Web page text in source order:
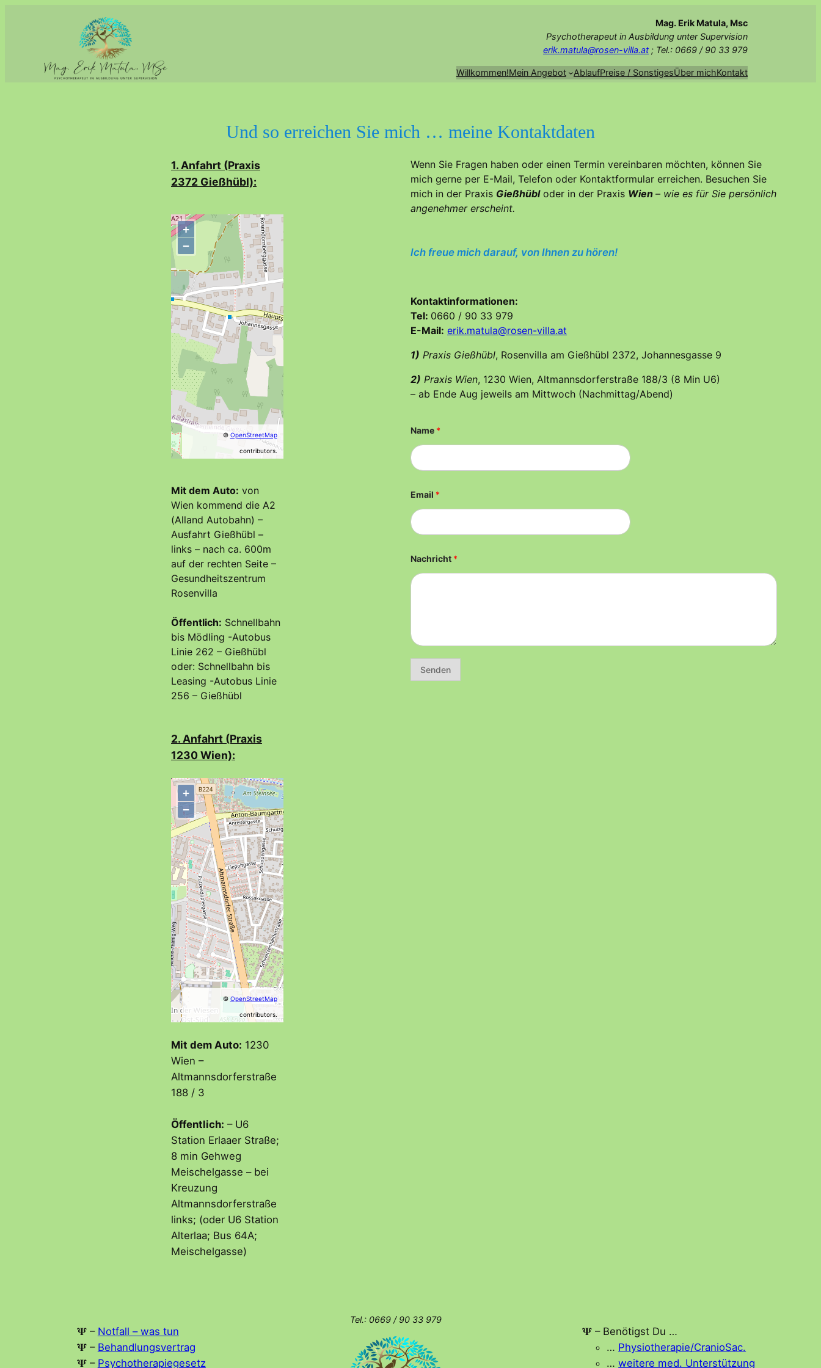
wechseln
Mag. Erik Matula, Msc
Psychotherapeut in Ausbildung unter Supervision
erik.matula@rosen-villa.at ; Tel.: 0669 / 90 33 979
Willkommen!Mein Angebot AblaufPreise / SonstigesÜber michKontakt
Und so erreichen Sie mich … meine Kontaktdaten
1. Anfahrt (Praxis
2372 Gießhübl):
+
−
© OpenStreetMap
contributors.
Mit dem Auto: von
Wien kommend die A2
(Alland Autobahn) –
Ausfahrt Gießhübl –
links – nach ca. 600m
auf der rechten Seite –
Gesundheitszentrum
Rosenvilla
Öffentlich: Schnellbahn
bis Mödling -Autobus
Linie 262 – Gießhübl
oder: Schnellbahn bis
Leasing -Autobus Linie
256 – Gießhübl
2. Anfahrt (Praxis
1230 Wien):
+
−
© OpenStreetMap
contributors.
Mit dem Auto: 1230
Wien –
Altmannsdorferstraße
188 / 3
Öffentlich: – U6
Station Erlaaer Straße;
8 min Gehweg
Meischelgasse – bei
Kreuzung
Altmannsdorferstraße
links; (oder U6 Station
Alterlaa; Bus 64A;
Meischelgasse)
Wenn Sie Fragen haben oder einen Termin vereinbaren möchten, können Sie
mich gerne per E-Mail, Telefon oder Kontaktformular erreichen. Besuchen Sie
mich in der Praxis Gießhübloder in der Praxis Wien – wie es für Sie persönlich
angenehmer erscheint.
Ich freue mich darauf, von Ihnen zu hören!
Kontaktinformationen:
Tel: 0660 / 90 33 979
E-Mail: erik.matula@rosen-villa.at
1) Praxis Gießhübl, Rosenvilla am Gießhübl 2372, Johannesgasse 9
2) Praxis Wien, 1230 Wien, Altmannsdorferstraße 188/3 (8 Min U6)
– ab Ende Aug jeweils am Mittwoch (Nachmittag/Abend)
Name *
Email *
Nachricht *
Senden
𝚿 – Notfall – was tun
𝚿 – Behandlungsvertrag
𝚿 – Psychotherapiegesetz
Tel.: 0669 / 90 33 979
𝚿 – Benötigst Du …
… Physiotherapie/CranioSac.
…weitere med. Unterstützung